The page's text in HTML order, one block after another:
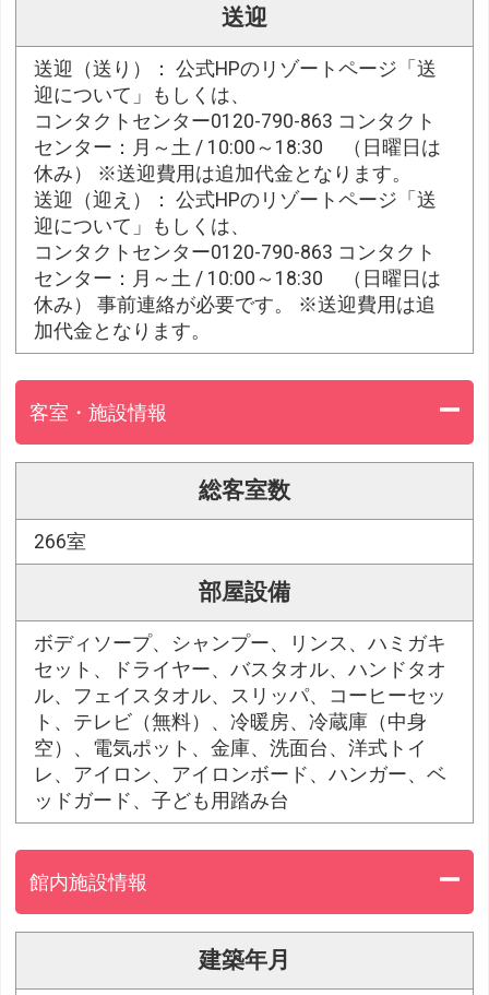
送迎
送迎（送り）： 公式HPのリゾートページ「送
迎について」もしくは、
コンタクトセンター0120-790-863 コンタクト
センター：月～土 / 10:00～18:30 （日曜日は
休み） ※送迎費用は追加代金となります。
送迎（迎え）： 公式HPのリゾートページ「送
迎について」もしくは、
コンタクトセンター0120-790-863 コンタクト
センター：月～土 / 10:00～18:30 （日曜日は
休み） 事前連絡が必要です。 ※送迎費用は追
加代金となります。
客室・施設情報
総客室数
266室
部屋設備
ボディソープ、シャンプー、リンス、ハミガキ
セット、ドライヤー、バスタオル、ハンドタオ
ル、フェイスタオル、スリッパ、コーヒーセッ
ト、テレビ（無料）、冷暖房、冷蔵庫（中身
空）、電気ポット、金庫、洗面台、洋式トイ
レ、アイロン、アイロンボード、ハンガー、ベ
ッドガード、子ども用踏み台
館内施設情報
建築年月